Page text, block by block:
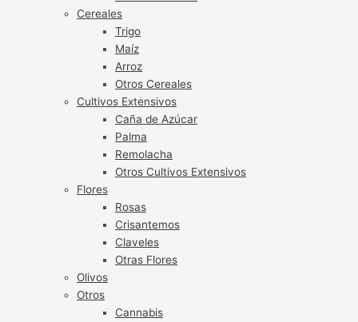
Cereales
Trigo
Maíz
Arroz
Otros Cereales
Cultivos Extensivos
Caña de Azúcar
Palma
Remolacha
Otros Cultivos Extensivos
Flores
Rosas
Crisantemos
Claveles
Otras Flores
Olivos
Otros
Cannabis